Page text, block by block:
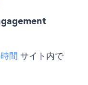
間 サイト内で